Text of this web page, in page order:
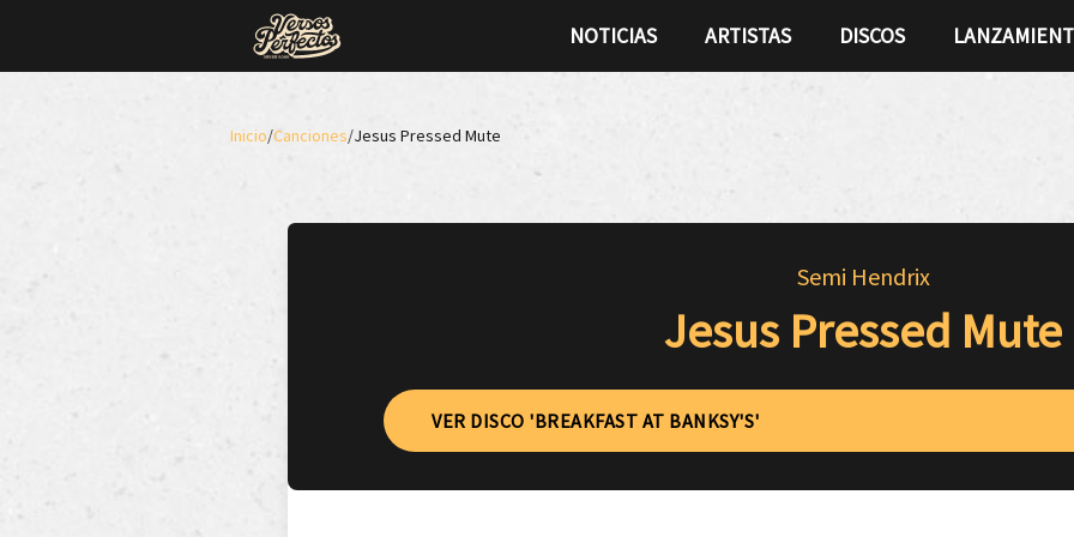
NOTICIAS ARTISTAS DISCOS
Inicio/Canciones/Jesus Pressed Mute
Semi Hendrix
Jesus Pressed Mute
VER DISCO 'BREAKFAST AT BANKSY'S'